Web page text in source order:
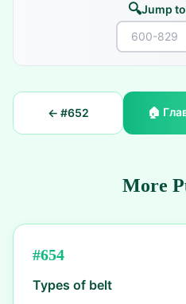
🔍Jump
← #652 🏠
More
#654
Types of belt